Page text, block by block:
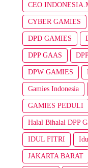
CEO
CYBER GAMIES
DPD GAMIES
DPP GAAS
DPW GAMIES
Gamies Indonesia
GAMIES PEDULI
Halal Bihalal DPP
IDUL FITRI
JAKARTA BARAT